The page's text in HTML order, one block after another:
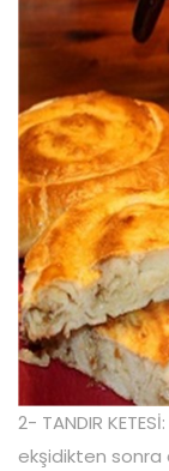
2- TANDIR
ekşidikten sonra